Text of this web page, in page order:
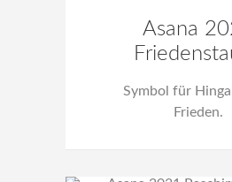
Asana
Symbol für
Frieden.